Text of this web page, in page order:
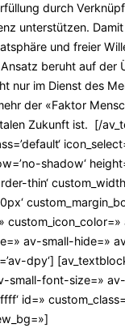
durch
unterstützen.
und freier
beruht auf der
nur im Dienst des
der «Faktor
Zukunft ist. [/
shadow‘
thin‘
av-small-hide=»
dpy‘]
small-font-size=»
id=»